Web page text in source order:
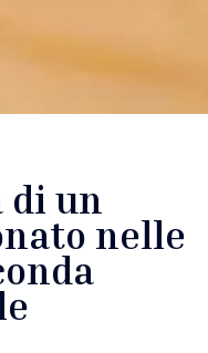
di un
nelle